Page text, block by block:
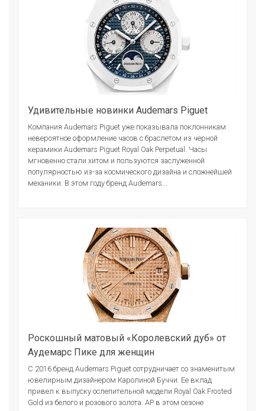
Удивительные новинки Audemars Piguet
Компания Audemars Piguet уже показывала поклонникам
невероятное оформление часов с браслетом из черной
керамики Audemars Piguet Royal Oak Perpetual. Часы
мгновенно стали хитом и пользуются заслуженной
популярностью из-за космического дизайна и сложнейшей
механики. В этом году бренд Audemars...
Роскошный матовый «Королевский дуб» от
Аудемарс Пике для женщин
С 2016 бренд Audemars Piguet сотрудничает со знаменитым
ювелирным дизайнером Каролиной Буччи. Ее вклад
привел к выпуску ослепительной модели Royal Oak Frosted
Gold из белого и розового золота. AP в этом сезоне